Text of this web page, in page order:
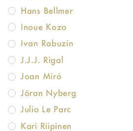
Hans Bellmer
Inoue Kozo
Ivan Rabuzin
J.J.J. Rigal
Joan Miró
Jöran Nyberg
Julio Le Parc
Kari Riipinen